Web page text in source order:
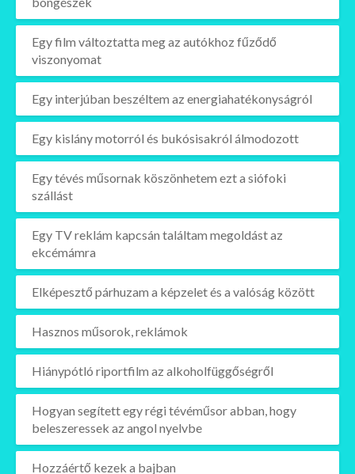
Egy film változtatta meg az autókhoz fűződő
viszonyomat
Egy interjúban beszéltem az energiahatékonyságról
Egy kislány motorról és bukósisakról álmodozott
Egy tévés műsornak köszönhetem ezt a siófoki
szállást
Egy TV reklám kapcsán találtam megoldást az
ekcémámra
Elképesztő párhuzam a képzelet és a valóság között
Hasznos műsorok, reklámok
Hiánypótló riportfilm az alkoholfüggőségről
Hogyan segített egy régi tévéműsor abban, hogy
beleszeressek az angol nyelvbe
Hozzáértő kezek a bajban